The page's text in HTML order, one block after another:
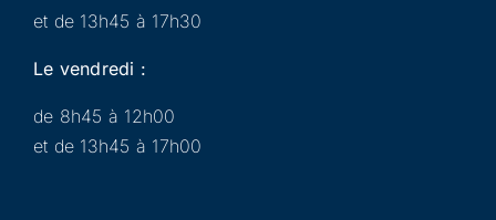
et de 13h45 à 17h30
Le vendredi :
de 8h45 à 12h00
et de 13h45 à 17h00